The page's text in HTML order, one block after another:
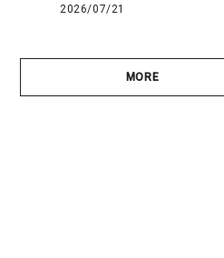
2026/07/21
MORE